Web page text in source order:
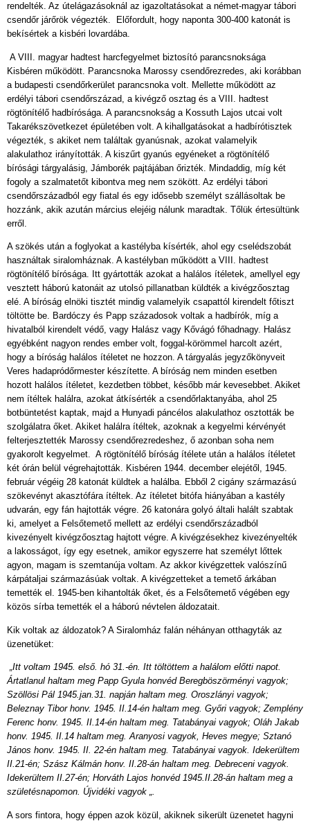
rendelték. Az útelágazásoknál az igazoltatásokat a német-magyar tábori
csendőr járőrök végezték. Előfordult, hogy naponta 300-400 katonát is
bekísértek a kisbéri lovardába.
A VIII. magyar hadtest harcfegyelmet biztosító parancsnoksága
Kisbéren működött. Parancsnoka Marossy csendőrezredes, aki korábban
a budapesti csendőrkerület parancsnoka volt. Mellette működött az
erdélyi tábori csendőrszázad, a kivégző osztag és a VIII. hadtest
rögtönítélő hadbírósága. A parancsnokság a Kossuth Lajos utcai volt
Takarékszövetkezet épületében volt. A kihallgatásokat a hadbírótisztek
végezték, s akiket nem találtak gyanúsnak, azokat valamelyik
alakulathoz irányították. A kiszűrt gyanús egyéneket a rögtönítélő
bírósági tárgyalásig, Jámborék pajtájában őrizték. Mindaddig, míg két
fogoly a szalmatetőt kibontva meg nem szökött. Az erdélyi tábori
csendőrszázadból egy fiatal és egy idősebb személyt szállásoltak be
hozzánk, akik azután március elejéig nálunk maradtak. Tőlük értesültünk
erről.
A szökés után a foglyokat a kastélyba kísérték, ahol egy cselédszobát
használtak siralomháznak. A kastélyban működött a VIII. hadtest
rögtönítélő bírósága. Itt gyártották azokat a halálos ítéletek, amellyel egy
vesztett háború katonáit az utolsó pillanatban küldték a kivégzőosztag
elé. A bíróság elnöki tisztét mindig valamelyik csapattól kirendelt főtiszt
töltötte be. Bardóczy és Papp századosok voltak a hadbírók, míg a
hivatalból kirendelt védő, vagy Halász vagy Kővágó főhadnagy. Halász
egyébként nagyon rendes ember volt, foggal-körömmel harcolt azért,
hogy a bíróság halálos ítéletet ne hozzon. A tárgyalás jegyzőkönyveit
Veres hadapródőrmester készítette. A bíróság nem minden esetben
hozott halálos ítéletet, kezdetben többet, később már kevesebbet. Akiket
nem ítéltek halálra, azokat átkísérték a csendőrlaktanyába, ahol 25
botbüntetést kaptak, majd a Hunyadi páncélos alakulathoz osztották be
szolgálatra őket. Akiket halálra ítéltek, azoknak a kegyelmi kérvényét
felterjesztették Marossy csendőrezredeshez, ő azonban soha nem
gyakorolt kegyelmet. A rögtönítélő bíróság ítélete után a halálos ítéletet
két órán belül végrehajtották. Kisbéren 1944. december elejétől, 1945.
február végéig 28 katonát küldtek a halálba. Ebből 2 cigány származású
szökevényt akasztófára ítéltek. Az ítéletet bitófa hiányában a kastély
udvarán, egy fán hajtották végre. 26 katonára golyó általi halált szabtak
ki, amelyet a Felsőtemető mellett az erdélyi csendőrszázadból
kivezényelt kivégzőosztag hajtott végre. A kivégzésekhez kivezényelték
a lakosságot, így egy esetnek, amikor egyszerre hat személyt lőttek
agyon, magam is szemtanúja voltam. Az akkor kivégzettek valószínű
kárpátaljai származásúak voltak. A kivégzetteket a temető árkában
temették el. 1945-ben kihantolták őket, és a Felsőtemető végében egy
közös sírba temették el a háború névtelen áldozatait.
Kik voltak az áldozatok? A Siralomház falán néhányan otthagyták az
üzenetüket:
„Itt voltam 1945. első. hó 31.-én. Itt töltöttem a halálom előtti napot.
Ártatlanul haltam meg Papp Gyula honvéd Beregböszörményi vagyok;
Szöllösi Pál 1945.jan.31. napján haltam meg. Oroszlányi vagyok;
Beleznay Tibor honv. 1945. II.14-én haltam meg. Győri vagyok; Zemplény
Ferenc honv. 1945. II.14-én haltam meg. Tatabányai vagyok; Oláh Jakab
honv. 1945. II.14 haltam meg. Aranyosi vagyok, Heves megye; Sztanó
János honv. 1945. II. 22-én haltam meg. Tatabányai vagyok. Idekerültem
II.21-én; Szász Kálmán honv. II.28-án haltam meg. Debreceni vagyok.
Idekerültem II.27-én; Horváth Lajos honvéd 1945.II.28-án haltam meg a
születésnapomon. Újvidéki vagyok „.
A sors fintora, hogy éppen azok közül, akiknek sikerült üzenetet hagyni